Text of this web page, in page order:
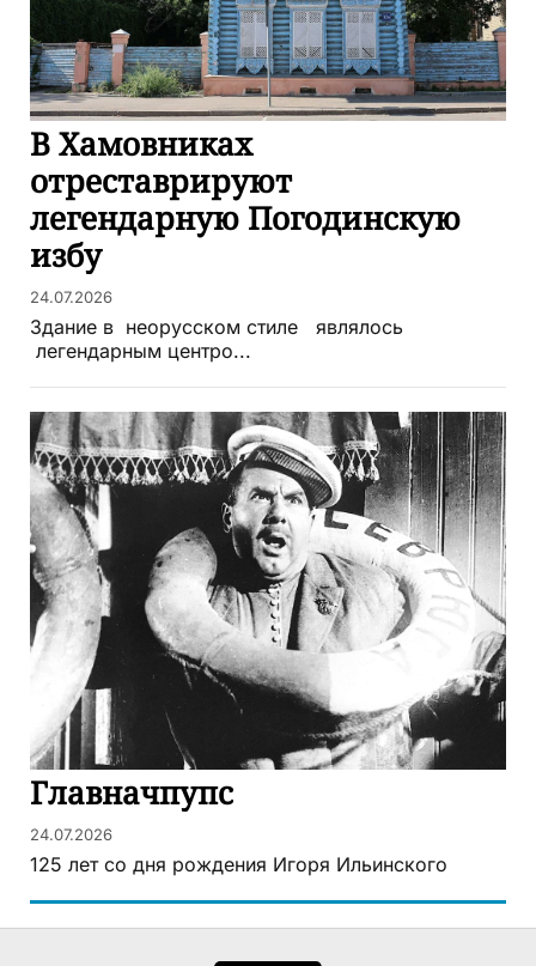
В Хамовниках
отреставрируют
легендарную Погодинскую
избу
24.07.2026
Здание в неорусском стиле являлось
легендарным центро...
Главначпупс
24.07.2026
125 лет со дня рождения Игоря Ильинского